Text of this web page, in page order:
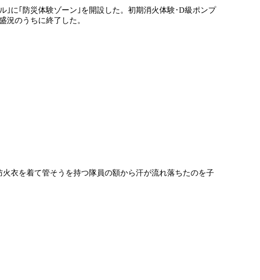
に｢防災体験ゾーン｣を開設した。初期消火体験･D級ポンプ
況のうちに終了した。
衣を着て管そうを持つ隊員の額から汗が流れ落ちたのを子